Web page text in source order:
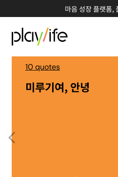
마음 성장 플랫폼,
10 quotes
미루기여, 안녕